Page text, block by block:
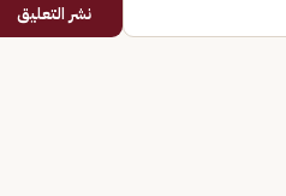
نشر التعليق